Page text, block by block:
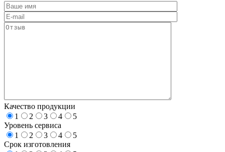
Качество продукции
1
2 3 4
5
Уровень сервиса
1
2 3 4
5
Срок изготовления